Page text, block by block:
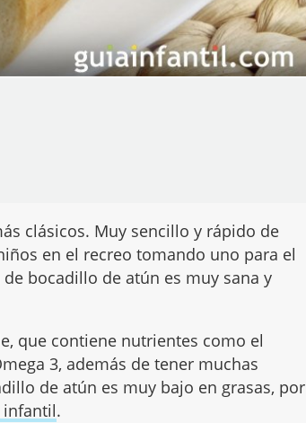
clásicos. Muy sencillo y rápido de
en el recreo tomando uno para el
bocadillo de atún es muy sana y
que contiene nutrientes como el
3, además de tener muchas
de atún es muy bajo en grasas, por
infantil.